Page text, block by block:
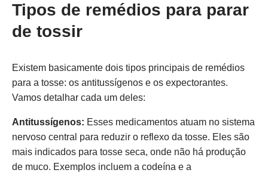
Tipos de remédios para parar
de tossir
Existem basicamente dois tipos principais de remédios
para a tosse: os antitussígenos e os expectorantes.
Vamos detalhar cada um deles:
Antitussígenos: Esses medicamentos atuam no sistema
nervoso central para reduzir o reflexo da tosse. Eles são
mais indicados para tosse seca, onde não há produção
de muco. Exemplos incluem a codeína e a